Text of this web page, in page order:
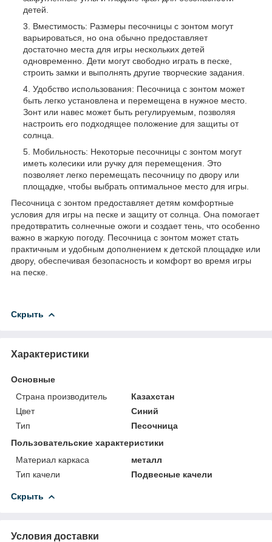
детей.
Вместимость: Размеры песочницы с зонтом могут
варьироваться, но она обычно предоставляет
достаточно места для игры нескольких детей
одновременно. Дети могут свободно играть в песке,
строить замки и выполнять другие творческие задания.
Удобство использования: Песочница с зонтом может
быть легко установлена и перемещена в нужное место.
Зонт или навес может быть регулируемым, позволяя
настроить его подходящее положение для защиты от
солнца.
Мобильность: Некоторые песочницы с зонтом могут
иметь колесики или ручку для перемещения. Это
позволяет легко перемещать песочницу по двору или
площадке, чтобы выбрать оптимальное место для игры.
Песочница с зонтом предоставляет детям комфортные
условия для игры на песке и защиту от солнца. Она помогает
предотвратить солнечные ожоги и создает тень, что особенно
важно в жаркую погоду. Песочница с зонтом может стать
практичным и удобным дополнением к детской площадке или
двору, обеспечивая безопасность и комфорт во время игры
на песке.
Скрыть
Характеристики
Основные
Страна производитель
Казахстан
Цвет
Синий
Тип
Песочница
Пользовательские характеристики
Материал каркаса
металл
Тип качели
Подвесные качели
Скрыть
Условия доставки